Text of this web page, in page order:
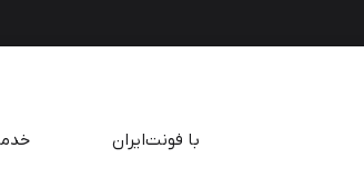
با فونت‌ایران